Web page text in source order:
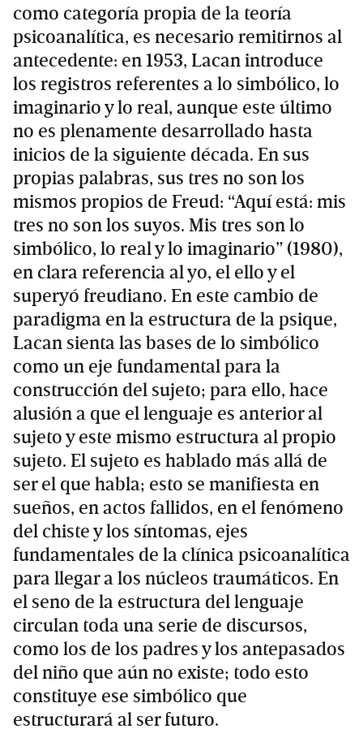
como categoría propia de la teoría
psicoanalítica, es necesario remitirnos al
antecedente: en 1953, Lacan introduce
los registros referentes a lo simbólico, lo
imaginario y lo real, aunque este último
no es plenamente desarrollado hasta
inicios de la siguiente década. En sus
propias palabras, sus tres no son los
mismos propios de Freud: “Aquí está: mis
tres no son los suyos. Mis tres son lo
simbólico, lo real y lo imaginario” (1980),
en clara referencia al yo, el ello y el
superyó freudiano. En este cambio de
paradigma en la estructura de la psique,
Lacan sienta las bases de lo simbólico
como un eje fundamental para la
construcción del sujeto; para ello, hace
alusión a que el lenguaje es anterior al
sujeto y este mismo estructura al propio
sujeto. El sujeto es hablado más allá de
ser el que habla; esto se manifiesta en
sueños, en actos fallidos, en el fenómeno
del chiste y los síntomas, ejes
fundamentales de la clínica psicoanalítica
para llegar a los núcleos traumáticos. En
el seno de la estructura del lenguaje
circulan toda una serie de discursos,
como los de los padres y los antepasados
del niño que aún no existe; todo esto
constituye ese simbólico que
estructurará al ser futuro.